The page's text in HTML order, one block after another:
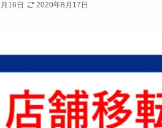
16日 2020年8月17日